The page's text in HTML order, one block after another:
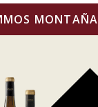
MONTAÑA